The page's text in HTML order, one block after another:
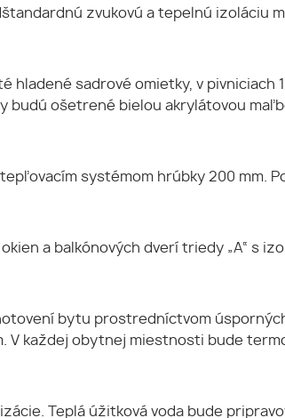
zvukovú a tepelnú izoláciu
hladené sadrové omietky, v
budú ošetrené bielou akrylátovou
systémom hrúbky 200 mm.
a balkónových dverí triedy „A“ s
bytu prostredníctvom
V každej obytnej miestnosti bude
Teplá úžitková voda bude